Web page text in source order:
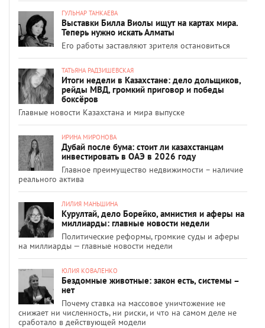
ГУЛЬНАР ТАНКАЕВА
Выставки Билла Виолы ищут на картах мира.
Теперь нужно искать Алматы
Его работы заставляют зрителя остановиться
ТАТЬЯНА РАДЗИШЕВСКАЯ
Итоги недели в Казахстане: дело дольщиков,
рейды МВД, громкий приговор и победы
боксёров
Главные новости Казахстана и мира выпуске
ИРИНА МИРОНОВА
Дубай после бума: стоит ли казахстанцам
инвестировать в ОАЭ в 2026 году
Главное преимущество недвижимости – наличие
реального актива
ЛИЛИЯ МАНЬШИНА
Курултай, дело Борейко, амнистия и аферы на
миллиарды: главные новости недели
Политические реформы, громкие суды и аферы
на миллиарды — главные новости недели
ЮЛИЯ КОВАЛЕНКО
Бездомные животные: закон есть, системы –
нет
Почему ставка на массовое уничтожение не
снижает ни численность, ни риски, и что на самом деле не
сработало в действующей модели